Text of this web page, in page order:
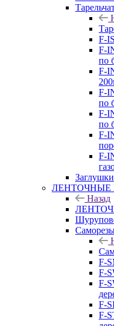
F-
F-
по
F-
F-
по
F-
по
F-
F-
Заглушки
ЛЕНТОЧНЫЕ
Назад
F-
F-
F-
F-
F-